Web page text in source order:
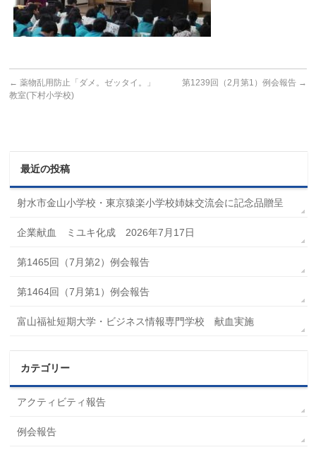
← 薬物乱用防止「ダメ。ゼッタイ。」
教室(下村小学校)
第1239回（2月第1）例会報告 →
最近の投稿
射水市金山小学校・東京猿楽小学校姉妹交流会に記念品贈呈
企業献血 ミユキ化成 2026年7月17日
第1465回（7月第2）例会報告
第1464回（7月第1）例会報告
富山福祉短期大学・ビジネス情報専門学校 献血実施
カテゴリー
アクティビティ報告
例会報告